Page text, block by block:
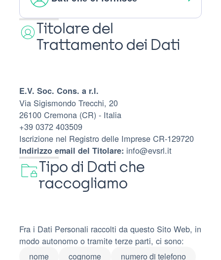
Titolare del
Trattamento dei Dati
E.V. Soc. Cons. a r.l.
Via Sigismondo Trecchi, 20
26100 Cremona (CR) - Italia
+39 0372 403509
Iscrizione nel Registro delle Imprese CR-129720
Indirizzo email del Titolare: info@evsrl.it
Tipo di Dati che
raccogliamo
Fra i Dati Personali raccolti da questo Sito Web, in
modo autonomo o tramite terze parti, ci sono:
nome cognome
numero di telefono